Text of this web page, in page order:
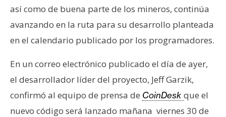
E
t
h
e
r
u
m
así como de buena parte de los mineros, continúa
avanzando en la ruta para su desarrollo planteada
en el calendario publicado por los programadores.
En un correo electrónico publicado el día de ayer,
el desarrollador líder del proyecto, Jeff Garzik,
confirmó al equipo de prensa de CoinDesk que el
nuevo código será lanzado mañana viernes 30 de